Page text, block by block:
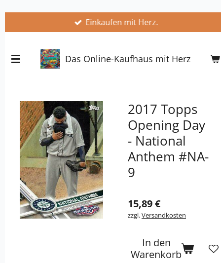
springen
Einkaufen mit Herz.
Das Online-Kaufhaus mit Herz
2017 Topps
Opening Day
- National
Anthem #NA-
9
15,89 €
zzgl.Versandkosten
In den
Warenkorb